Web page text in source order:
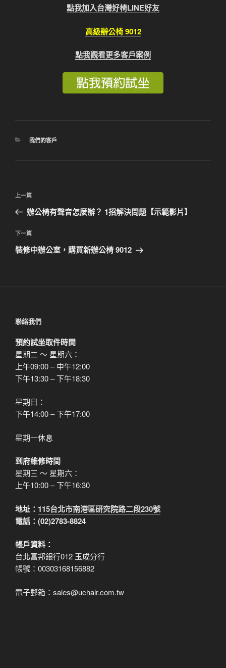
點我加入台灣好椅LINE好友
高級辦公椅 9012
點我觀看更多客戶案例
分
我們的客戶
文
導
覽
上
一
文
章
上一篇
辦公椅有聲音怎麼辦？ 1招解決問題【示範影片】
下
一
下一篇
裝修中辦公室，購買新辦公椅 9012
聯絡我們
預約試坐取件時間
星期二 ～ 星期六：
上午09:00 – 中午12:00
下午13:30 – 下午18:30
星期日：
下午14:00 – 下午17:00
星期一休息
到府維修時間
星期三 ～ 星期六：
上午10:00 – 下午16:30
地址： 115台北市南港區研究院路二段230號
電話：(02)2783-8824
帳戶資料：
台北富邦銀行012 玉成分行
帳號：00303168156882
電子郵箱：sales@uchair.com.tw